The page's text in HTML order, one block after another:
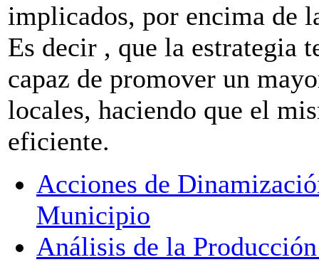
implicados, por encima de
Es decir , que la estrategia
capaz de promover un
locales, haciendo que el
eficiente.
Acciones de
Municipio
Análisis de la